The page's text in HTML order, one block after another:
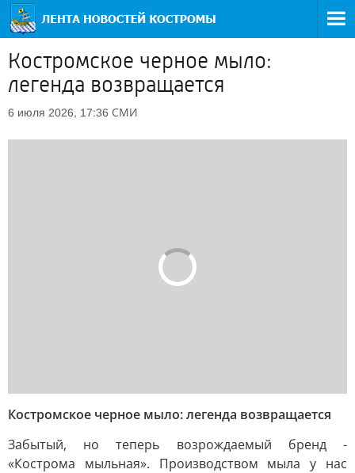
Костромское черное мыло:
легенда возвращается
6 июля 2026, 17:36 СМИ
Костромское черное мыло: легенда возвращается
Забытый, но теперь возрождаемый бренд -
«Кострома мыльная». Производством мыла у нас